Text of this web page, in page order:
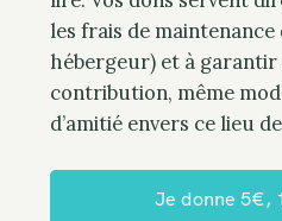
les frais de
hébergeur) et à
contribution, même
d’amitié envers ce lieu
Je donne 5€,